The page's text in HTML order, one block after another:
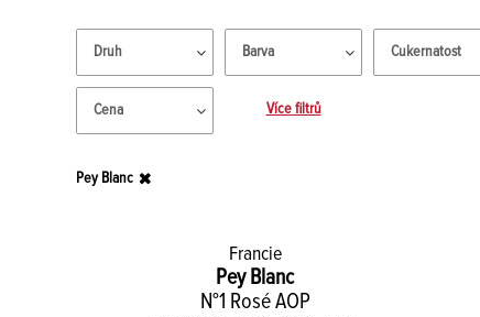
Druh Barva Cukernatost
Cena Více filtrů
Pey Blanc
Francie
Pey Blanc
N°1 Rosé AOP